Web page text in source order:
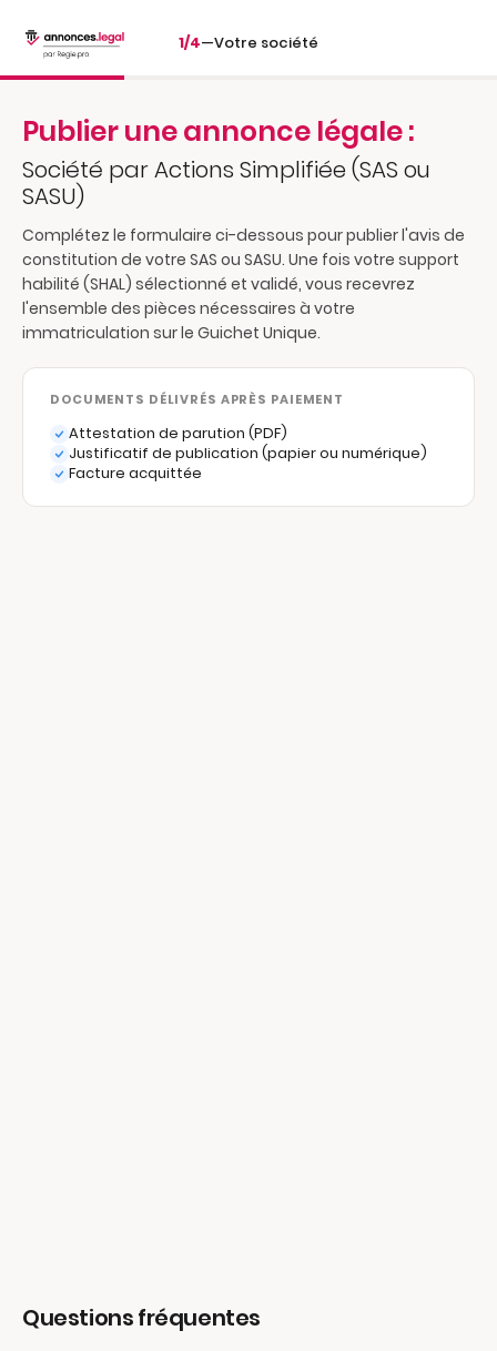
1/4—Votre société
Publier une annonce légale :
Société par Actions Simplifiée (SAS ou
SASU)
Complétez le formulaire ci-dessous pour publier l'avis de
constitution de votre SAS ou SASU. Une fois votre support
habilité (SHAL) sélectionné et validé, vous recevrez
l'ensemble des pièces nécessaires à votre
immatriculation sur le Guichet Unique.
DOCUMENTS DÉLIVRÉS APRÈS PAIEMENT
Attestation de parution (PDF)
Justificatif de publication (papier ou numérique)
Facture acquittée
Questions fréquentes